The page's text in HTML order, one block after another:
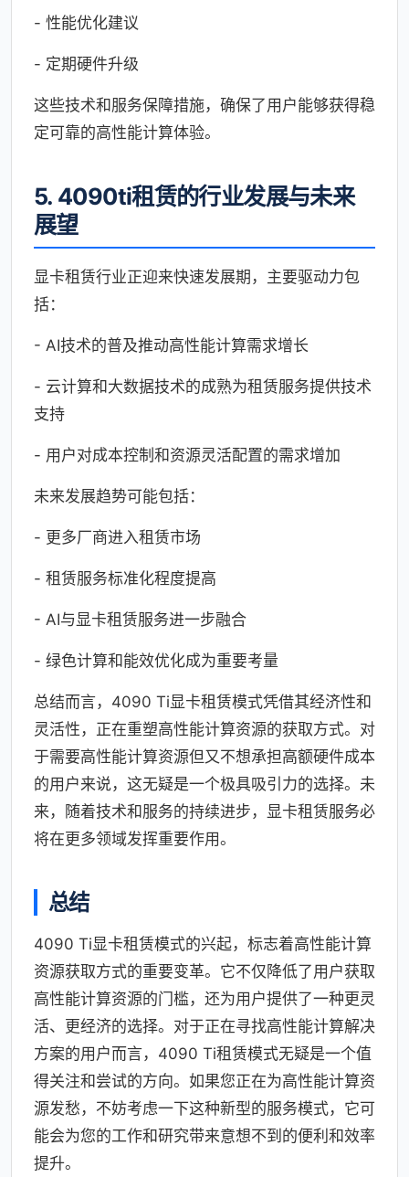
- 性能优化建议
- 定期硬件升级
这些技术和服务保障措施，确保了用户能够获得稳
定可靠的高性能计算体验。
5. 4090ti租赁的行业发展与未来
展望
显卡租赁行业正迎来快速发展期，主要驱动力包
括：
- AI技术的普及推动高性能计算需求增长
- 云计算和大数据技术的成熟为租赁服务提供技术
支持
- 用户对成本控制和资源灵活配置的需求增加
未来发展趋势可能包括：
- 更多厂商进入租赁市场
- 租赁服务标准化程度提高
- AI与显卡租赁服务进一步融合
- 绿色计算和能效优化成为重要考量
总结而言，4090 Ti显卡租赁模式凭借其经济性和
灵活性，正在重塑高性能计算资源的获取方式。对
于需要高性能计算资源但又不想承担高额硬件成本
的用户来说，这无疑是一个极具吸引力的选择。未
来，随着技术和服务的持续进步，显卡租赁服务必
将在更多领域发挥重要作用。
总结
4090 Ti显卡租赁模式的兴起，标志着高性能计算
资源获取方式的重要变革。它不仅降低了用户获取
高性能计算资源的门槛，还为用户提供了一种更灵
活、更经济的选择。对于正在寻找高性能计算解决
方案的用户而言，4090 Ti租赁模式无疑是一个值
得关注和尝试的方向。如果您正在为高性能计算资
源发愁，不妨考虑一下这种新型的服务模式，它可
能会为您的工作和研究带来意想不到的便利和效率
提升。